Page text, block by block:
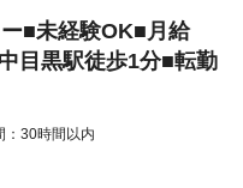
■未経験OK■月給
目黒駅徒歩1分■転勤
：30時間以内